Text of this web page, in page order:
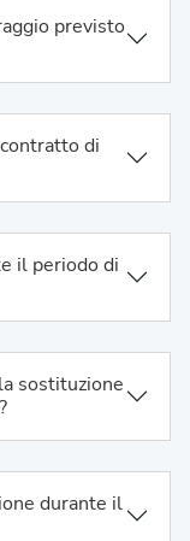
previsto
di
il periodo di
sostituzione
durante il